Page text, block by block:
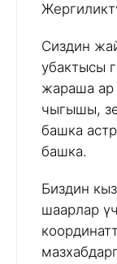
Сиздин
убактысы
жараша ар
чыгышы,
башка
башка.
Биздин
шаарлар